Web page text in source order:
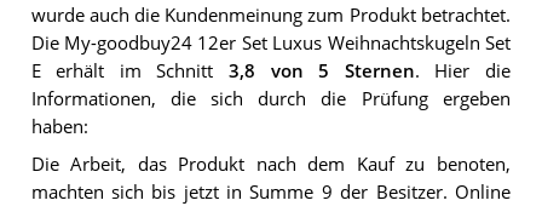
wurde auch die Kundenmeinung zum Produkt betrachtet.
Die My-goodbuy24 12er Set Luxus Weihnachtskugeln Set
Eerhält im Schnitt 3,8 von 5 Sternen. Hier die
Informationen, die sich durch die Prüfung ergeben
haben:
Die Arbeit, das Produkt nach dem Kauf zu benoten,
machten sich bis jetzt in Summe 9 der Besitzer. Online